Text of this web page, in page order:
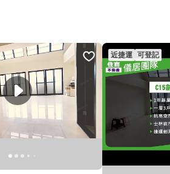
近捷運 可登記